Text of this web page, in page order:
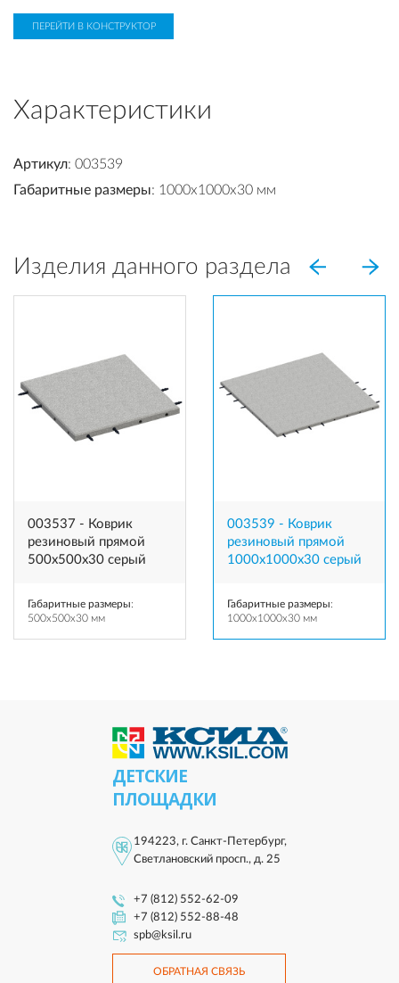
ПЕРЕЙТИ В КОНСТРУКТОР
Характеристики
Артикул: 003539
Габаритные размеры: 1000x1000x30 мм
Изделия данного раздела
003537 - Коврик
резиновый прямой
500х500х30 серый
Габаритные размеры:
500x500x30 мм
003539 - Коврик
резиновый прямой
1000х1000х30 серый
Габаритные размеры:
1000x1000x30 мм
ДЕТСКИЕ
ПЛОЩАДКИ
194223, г. Санкт-Петербург,
Светлановский просп., д. 25
+7 (812) 552-62-09
+7 (812) 552-88-48
spb@ksil.ru
ОБРАТНАЯ СВЯЗЬ